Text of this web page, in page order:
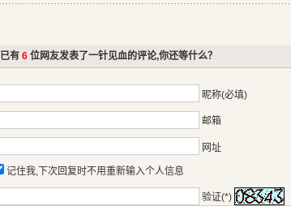
已有 6位网友发表了一针见血的评论,你还等什么？
昵称(必填)
邮箱
网址
记住我,下次回复时不用重新输入个人信息
验证(*)